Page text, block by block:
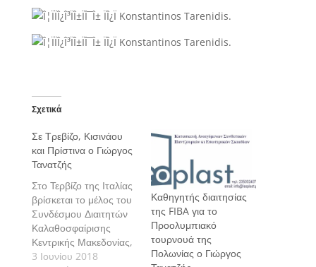
Σχετικά
Σε Τρεβίζο, Κισινάου
και Πρίστινα ο Γιώργος
Τανατζής
Στο Τερβίζο της Ιταλίας
βρίσκεται το μέλος του
Συνδέσμου Διαιτητών
Καλαθοσφαίρισης
Κεντρικής Μακεδονίας,
τέως Διεθνής Διαιτητής,
3 Ιουνίου 2018
Καθηγητής διαιτησίας
της FIBA για το
Προολυμπιακό
τουρνουά της
Πολωνίας ο Γιώργος